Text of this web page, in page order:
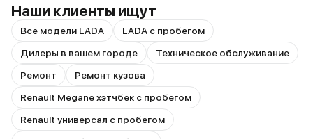
Наши клиенты ищут
Все модели LADA
LADA с пробегом
Дилеры в вашем городе
Техническое обслуживание
Ремонт
Ремонт кузова
Renault Megane хэтчбек с пробегом
Renault универсал с пробегом